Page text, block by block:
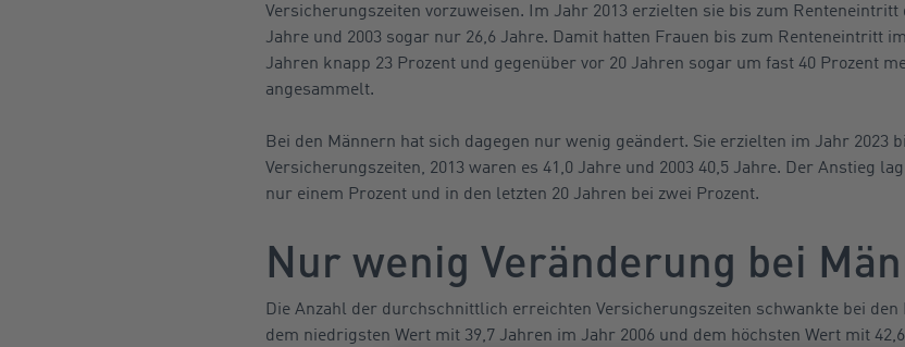
Versicherungszeiten vorzuweisen. Im Jahr 2013 erzielten sie bis zum
Jahre und 2003 sogar nur 26,6 Jahre. Damit hatten Frauen bis zum Renteneintritt
Jahren knapp 23 Prozent und gegenüber vor 20 Jahren sogar um fast 40 Prozent
angesammelt.
Bei den Männern hat sich dagegen nur wenig geändert. Sie erzielten im Jahr 2023
Versicherungszeiten, 2013 waren es 41,0 Jahre und 2003 40,5 Jahre. Der Anstieg
nur einem Prozent und in den letzten 20 Jahren bei zwei Prozent.
Nur wenig Veränderung bei
Die Anzahl der durchschnittlich erreichten Versicherungszeiten schwankte bei den
dem niedrigsten Wert mit 39,7 Jahren im Jahr 2006 und dem höchsten Wert mit